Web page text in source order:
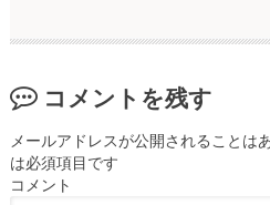
コメントを残す
メールアドレスが公開されることは
は必須項目です
コメント